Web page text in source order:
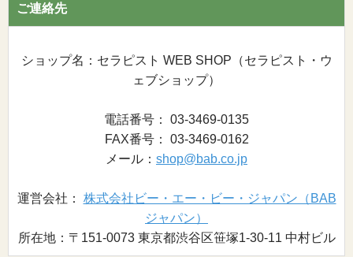
ご連絡先
ショップ名：セラピスト WEB SHOP（セラピスト・ウ
ェブショップ）
電話番号： 03-3469-0135
FAX番号： 03-3469-0162
メール： shop@bab.co.jp
運営会社： 株式会社ビー・エー・ビー・ジャパン（BAB
ジャパン）
所在地：〒151-0073 東京都渋谷区笹塚1-30-11 中村ビル